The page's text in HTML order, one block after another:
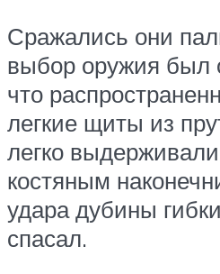
Сражались они
выбор оружия был
что
легкие щиты из
легко
костяным
удара дубины
спасал.